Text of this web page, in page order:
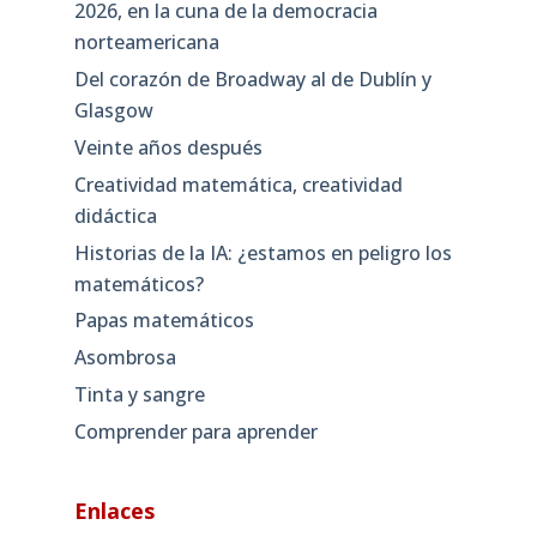
2026, en la cuna de la democracia
norteamericana
Del corazón de Broadway al de Dublín y
Glasgow
Veinte años después
Creatividad matemática, creatividad
didáctica
Historias de la IA: ¿estamos en peligro los
matemáticos?
Papas matemáticos
Asombrosa
Tinta y sangre
Comprender para aprender
Enlaces